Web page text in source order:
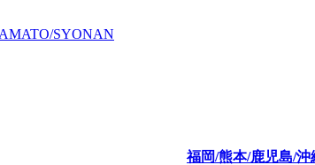
SYONAN
福岡/熊本/鹿児島/沖